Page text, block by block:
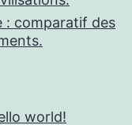
: comparatif des
world!